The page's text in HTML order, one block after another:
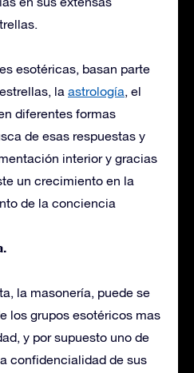
esotéricas, basan parte
la astrología, el
diferentes formas
de esas respuestas y
interior y gracias
un crecimiento en la
de la conciencia
la masonería, puede se
los grupos esotéricos mas
y por supuesto uno de
confidencialidad de sus